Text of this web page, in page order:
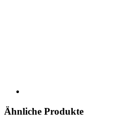
Ähnliche Produkte